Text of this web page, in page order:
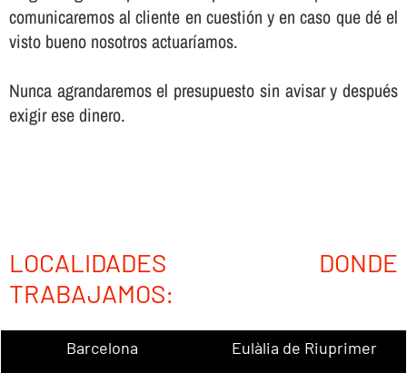
comunicaremos al cliente en cuestión y en caso que dé el
visto bueno nosotros actuarí­amos.
Nunca agrandaremos el presupuesto sin avisar y después
exigir ese dinero.
LOCALIDADES DONDE
TRABAJAMOS:
Barcelona
Eulàlia de Riuprimer